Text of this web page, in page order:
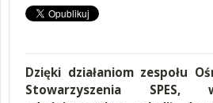
Dzięki działaniom zespołu
Stowarzyszenia SPES,